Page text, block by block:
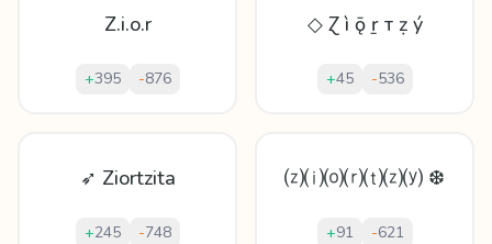
Z.i.o.r
+395 -876
◇ Ɀ ì ǭ ṟ т ẓ ý
+45 -536
➶ Ziortzita
+245 -748
⒵⒤⒪⒭⒯⒵⒴ ❆
+91 -621